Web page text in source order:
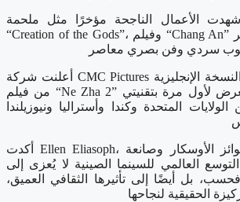
شهدت الأعمال الناجحة مؤخرًا مثل ملحمة “Ne Zha”، وثلاثية
“Creation of the Gods”، وفيلم “Chang An” إعادة تصوير الأساطير
أعلنت شركة CMC Pictures الأسبوع الماضي أن النسخة الإنجليزية
من فيلم “Ne Zha 2” ستُعرض لأول مرة بتقنيتي IMAX و3D في
المتحدة وكندا وأستراليا ونيوزيلندا
أكدت Ellen Eliasoph، عضو لجنة تحكيم جوائز الأوسكار وصانعة
العالمي للسينما الصينية لا يُعزى إلى
بل أيضًا إلى تأثيرها الثقافي العميق،